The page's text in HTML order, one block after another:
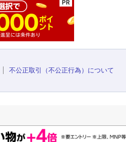
不公正取引（不公正行為）について